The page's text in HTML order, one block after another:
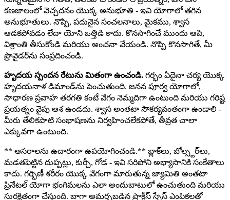
కణజాలంలో వెచ్చదనం యొక్క అనుభూతి - ఇవి యోగాలో తగిన
అనుభూతులు. నొప్పి, పదునైన సంచలనాలు, మైకము, శ్వాస
ఆడకపోవడం లేదా యోని ఒత్తిడి కాదు. కొనసాగించే ముందు ఆపి,
విశ్రాంతి తీసుకోండి మరియు అంచనా వేయండి. నొప్పి కొనసాగితే, మీ
ప్రొవైడర్‌ను సంప్రదించండి.
హృదయ స్పందన రేటును మితంగా ఉంచండి. గర్భం ఏదైనా చర్య యొక్క
హృదయనాళ డిమాండ్‌ను పెంచుతుంది. జనన పూర్వ యోగాలో,
సాధారణ ప్రవాహ తరగతి కంటే వేగం నెమ్మదిగా ఉంటుంది మరియు గరిష్ట
ప్రయత్నం వైపు ఆశ ఉండదు. శ్వాస అంతటా సౌకర్యవంతంగా ఉండాలి -
మీరు తేలికపాటి సంభాషణను నిర్వహించలేకపోతే, తీవ్రత చాలా
ఎక్కువగా ఉంటుంది.
** ఆసరాలను ఉదారంగా ఉపయోగించండి.** బ్లాక్‌లు, బోల్స్టర్‌లు,
మడతపెట్టిన దుప్పట్లు, కుర్చీ, గోడ - ఇవి సరిపోని అభ్యాసానికి సంకేతాలు
కాదు. గర్భిణీ శరీరం యొక్క వేగంగా మారుతున్న జ్యామితి అంతటా
ప్రినేటల్ యోగా భంగిమలను ఎలా అందుబాటులో ఉంచుతుంది మరియు
సురక్షితంగా చేస్తుంది. బాగా అమర్చబడిన ప్రాక్టీస్ స్పేస్ ఎంపికలతో